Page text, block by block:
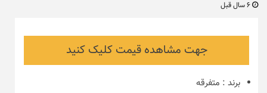
جهت مشاهده قیمت کلیک کنید
برند : متفرقه